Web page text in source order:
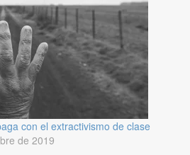
con el extractivismo de clase
de 2019